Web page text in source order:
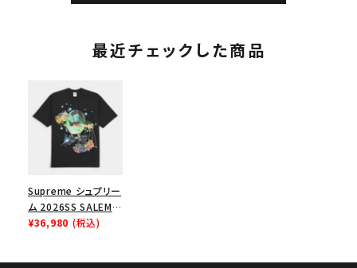
最近チェックした商品
Supreme シュプリー
ム 2026SS SALEM
S/S Top セーラム
¥36,980 (税込)